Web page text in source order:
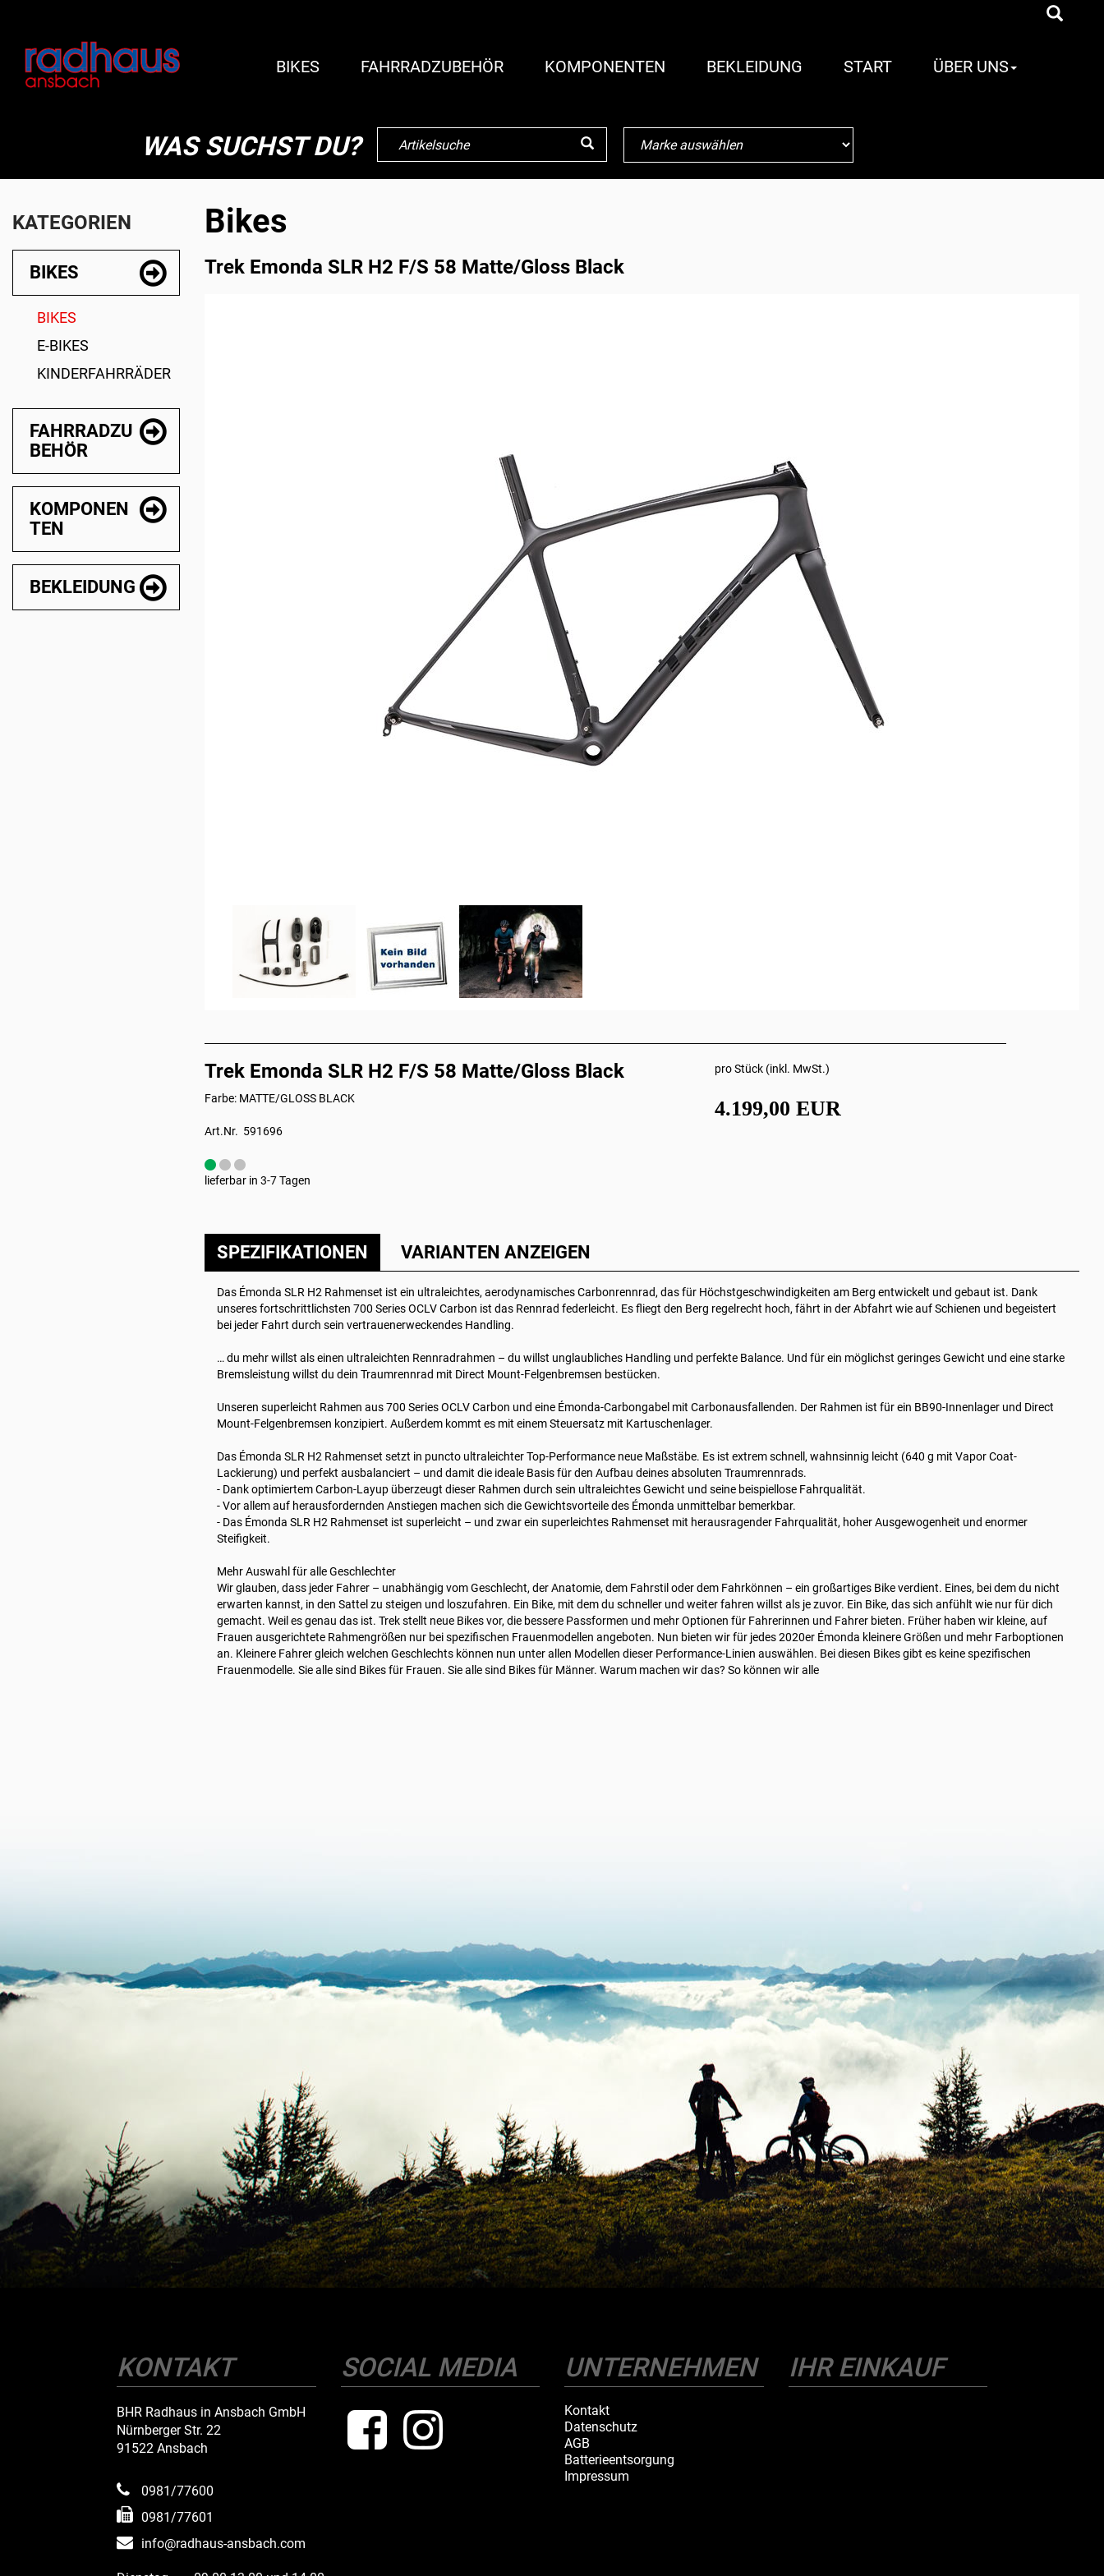
BIKES FAHRRADZUBEHÖR KOMPONENTEN BEKLEIDUNG START ÜBER UNS
WAS SUCHST DU?
KATEGORIEN
BIKES
BIKES
E-BIKES
KINDERFAHRRÄDER
FAHRRADZU
BEHÖR
KOMPONEN
TEN
BEKLEIDUNG
Bikes
Trek Emonda SLR H2 F/S 58 Matte/Gloss Black
Trek Emonda SLR H2 F/S 58 Matte/Gloss Black
Farbe: MATTE/GLOSS BLACK
Art.Nr. 591696
lieferbar in 3-7 Tagen
pro Stück (inkl. MwSt.)
4.199,00 EUR
SPEZIFIKATIONEN VARIANTEN ANZEIGEN
Das Émonda SLR H2 Rahmenset ist ein ultraleichtes, aerodynamisches Carbonrennrad, das für Höchstgeschwindigkeiten am Berg entwickelt und gebaut ist. Dank
unseres fortschrittlichsten 700 Series OCLV Carbon ist das Rennrad federleicht. Es fliegt den Berg regelrecht hoch, fährt in der Abfahrt wie auf Schienen und begeistert
bei jeder Fahrt durch sein vertrauenerweckendes Handling.
… du mehr willst als einen ultraleichten Rennradrahmen – du willst unglaubliches Handling und perfekte Balance. Und für ein möglichst geringes Gewicht und eine starke
Bremsleistung willst du dein Traumrennrad mit Direct Mount-Felgenbremsen bestücken.
Unseren superleicht Rahmen aus 700 Series OCLV Carbon und eine Émonda-Carbongabel mit Carbonausfallenden. Der Rahmen ist für ein BB90-Innenlager und Direct
Mount-Felgenbremsen konzipiert. Außerdem kommt es mit einem Steuersatz mit Kartuschenlager.
Das Émonda SLR H2 Rahmenset setzt in puncto ultraleichter Top-Performance neue Maßstäbe. Es ist extrem schnell, wahnsinnig leicht (640 g mit Vapor Coat-
Lackierung) und perfekt ausbalanciert – und damit die ideale Basis für den Aufbau deines absoluten Traumrennrads.
- Dank optimiertem Carbon-Layup überzeugt dieser Rahmen durch sein ultraleichtes Gewicht und seine beispiellose Fahrqualität.
- Vor allem auf herausfordernden Anstiegen machen sich die Gewichtsvorteile des Émonda unmittelbar bemerkbar.
- Das Émonda SLR H2 Rahmenset ist superleicht – und zwar ein superleichtes Rahmenset mit herausragender Fahrqualität, hoher Ausgewogenheit und enormer
Steifigkeit.
Mehr Auswahl für alle Geschlechter
Wir glauben, dass jeder Fahrer – unabhängig vom Geschlecht, der Anatomie, dem Fahrstil oder dem Fahrkönnen – ein großartiges Bike verdient. Eines, bei dem du nicht
erwarten kannst, in den Sattel zu steigen und loszufahren. Ein Bike, mit dem du schneller und weiter fahren willst als je zuvor. Ein Bike, das sich anfühlt wie nur für dich
gemacht. Weil es genau das ist. Trek stellt neue Bikes vor, die bessere Passformen und mehr Optionen für Fahrerinnen und Fahrer bieten. Früher haben wir kleine, auf
Frauen ausgerichtete Rahmengrößen nur bei spezifischen Frauenmodellen angeboten. Nun bieten wir für jedes 2020er Émonda kleinere Größen und mehr Farboptionen
an. Kleinere Fahrer gleich welchen Geschlechts können nun unter allen Modellen dieser Performance-Linien auswählen. Bei diesen Bikes gibt es keine spezifischen
Frauenmodelle. Sie alle sind Bikes für Frauen. Sie alle sind Bikes für Männer. Warum machen wir das? So können wir alle
KONTAKT
BHR Radhaus in Ansbach GmbH
Nürnberger Str. 22
91522 Ansbach
0981/77600
0981/77601
info@radhaus-ansbach.com
SOCIAL MEDIA UNTERNEHMEN
Kontakt
Datenschutz
AGB
Batterieentsorgung
Impressum
IHR EINKAUF